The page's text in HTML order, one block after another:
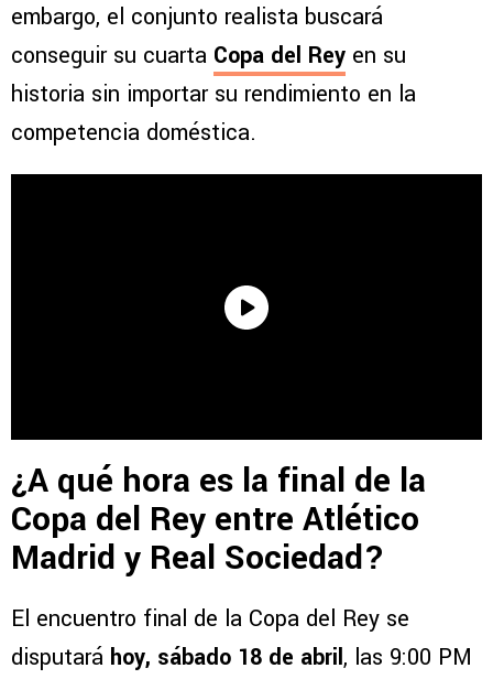
embargo, el conjunto realista buscará
conseguir su cuarta Copa del Rey en su
historia sin importar su rendimiento en la
competencia doméstica.
¿A qué hora es la final de la
Copa del Rey entre Atlético
Madrid y Real Sociedad?
El encuentro final de la Copa del Rey se
disputará hoy, sábado 18 de abril, las 9:00 PM